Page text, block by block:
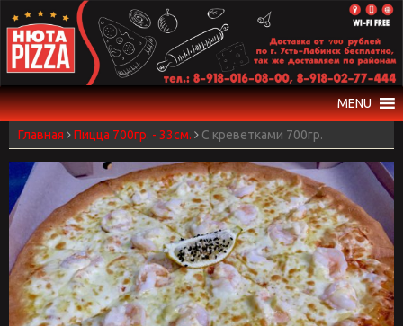
to
content
MENU
Главная Пицца 700гр. - 33см. С креветками 700гр.